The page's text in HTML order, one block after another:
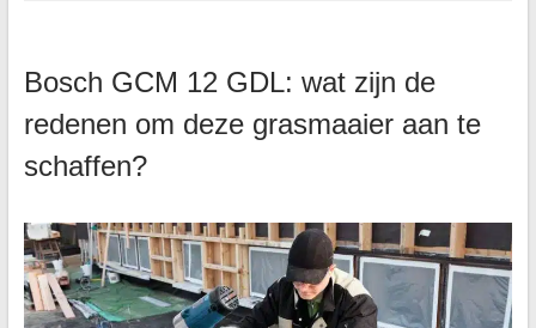
Bosch GCM 12 GDL: wat zijn de
redenen om deze grasmaaier aan te
schaffen?